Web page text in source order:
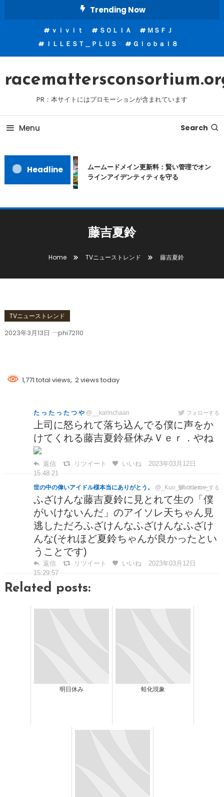
Trending Now
ｖｉｖｉｔ ＳＯＬＩＡ
ＭＳＦＪ
ＩＬＬＥＳＴ＿ＰＬＵＳ
Ｇｌｏｂａｌ８
PR：本サイトにはプロモーションが含まれています
Menu Search
Headline
ムームードメイン更新料：賢い管理でオン
ラインアイデンティティを守る
藤吉夏鈴
Home TVニューストレンド 藤吉夏鈴
TVニューストレンド
2023年3月13日 phi72110
1,771 total views, 2 views today
た っ た っ た つ や @__karinchaan フォローする
上司に怒られて落ち込んでる僕に声をか
けてくれる藤吉夏鈴昼休みＶｅｒ．やね
返信 リツイート いいね
2023年03月12日
15:48:21
世の中の偉いアイドル様本当にありがとう。 @_Kuo_Nandemo_
フォローする
ふざけんな藤吉夏鈴に見とれて生の「僕
がいけないんだ」のアイソレ天ちゃん見
逃しただろふざけんなふざけんなふざけ
んな(それほど夏鈴ちゃんが良かったとい
うことです)
返信 リツイート いいね
2023年03月12日
15:29:57
Related posts:
明日休み 蛙化現象